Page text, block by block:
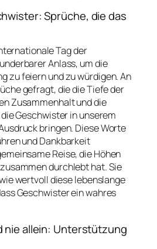
Sprüche, die das
Tag der
Anlass, um die
zu feiern und zu würdigen. An
gefragt, die die Tiefe der
Zusammenhalt und die
Geschwister in unserem
bringen. Diese Worte
und Dankbarkeit
Reise, die Höhen
durchlebt hat. Sie
wertvoll diese lebenslange
Geschwister ein wahres
nie allein: Unterstützung